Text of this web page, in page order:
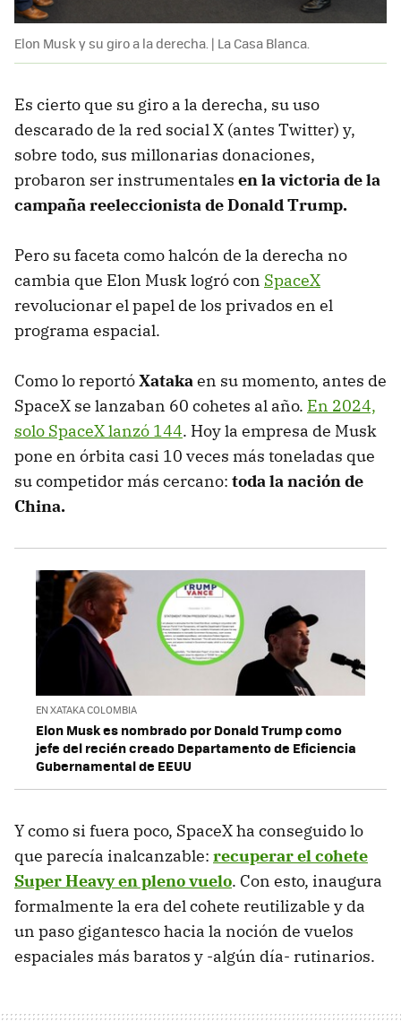
Elon Musk y su giro a la derecha. | La Casa Blanca.
Es cierto que su giro a la derecha, su uso
descarado de la red social X (antes Twitter) y,
sobre todo, sus millonarias donaciones,
probaron ser instrumentales en la victoria de la
campaña reeleccionista de Donald Trump.
Pero su faceta como halcón de la derecha no
cambia que Elon Musk logró con SpaceX
revolucionar el papel de los privados en el
programa espacial.
Como lo reportóXatakaen su momento, antes de
SpaceX se lanzaban 60 cohetes al año. En 2024,
solo SpaceX lanzó 144. Hoy la empresa de Musk
pone en órbita casi 10 veces más toneladas que
su competidor más cercano: toda la nación de
China.
EN XATAKA COLOMBIA
Elon Musk es nombrado por Donald Trump como
jefe del recién creado Departamento de Eficiencia
Gubernamental de EEUU
Y como si fuera poco, SpaceX ha conseguido lo
que parecía inalcanzable: recuperar el cohete
Super Heavy en pleno vuelo. Con esto, inaugura
formalmente la era del cohete reutilizable y da
un paso gigantesco hacia la noción de vuelos
espaciales más baratos y -algún día- rutinarios.